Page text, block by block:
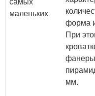
маленьких
форма
При
мм.